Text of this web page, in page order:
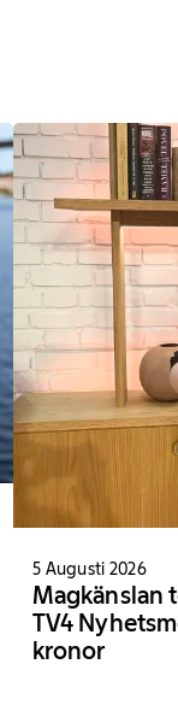
5 Augusti 2026
Magkänslan
TV4
kronor